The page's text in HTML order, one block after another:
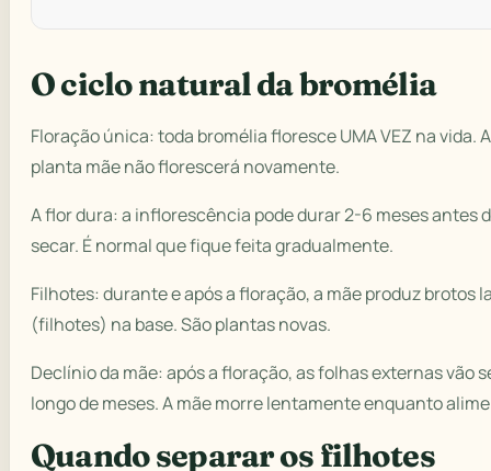
O ciclo natural da bromélia
Floração única: toda bromélia floresce UMA VEZ na vida.
planta mãe não florescerá novamente.
A flor dura: a inflorescência pode durar 2-6 meses antes
secar. É normal que fique feita gradualmente.
Filhotes: durante e após a floração, a mãe produz brotos
(filhotes) na base. São plantas novas.
Declínio da mãe: após a floração, as folhas externas vão
longo de meses. A mãe morre lentamente enquanto
Quando separar os filhotes